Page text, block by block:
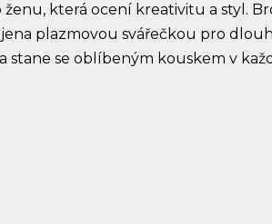
která ocení kreativitu a styl.
plazmovou svářečkou pro
se oblíbeným kouskem v